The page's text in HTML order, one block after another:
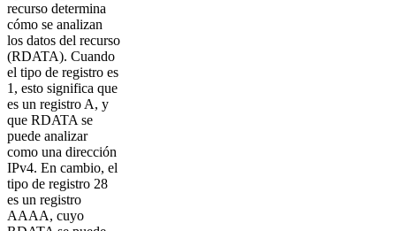
recurso determina
cómo se analizan
los datos del recurso
(RDATA). Cuando
el tipo de registro es
1, esto significa que
es un registro A, y
que RDATA se
puede analizar
como una dirección
IPv4. En cambio, el
tipo de registro 28
es un registro
AAAA, cuyo